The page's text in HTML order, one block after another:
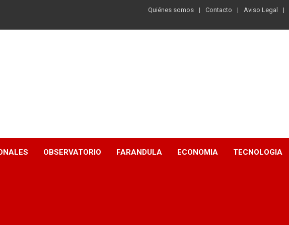
Quiénes somos Contacto Aviso Legal
OBSERVATORIO FARANDULA ECONOMIA TECNOLOGIA